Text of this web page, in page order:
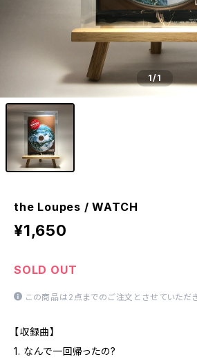
1/1
the Loupes / WATCH
¥1,650
SOLD OUT
この商品は2点までのご注文とさせていただき
【収録曲】
1. なんで一回帰ったの?